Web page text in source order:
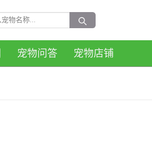
宠物问答 宠物店铺